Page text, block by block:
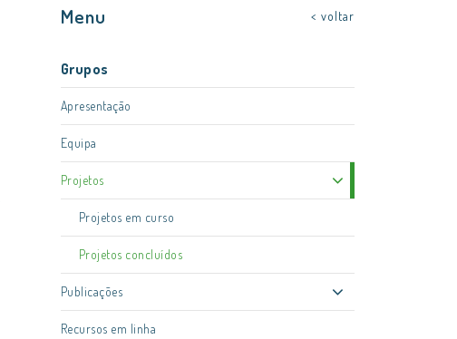
Menu < voltar
Grupos
Apresentação
Equipa
Projetos
Projetos em curso
Projetos concluídos
Publicações
Recursos em linha